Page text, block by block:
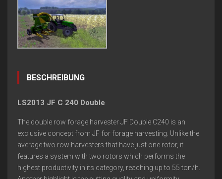
BESCHREIBUNG
LS2013 JF C 240 Double
The double row forage harvester JF Double C240 is an
exclusive concept from JF for forage harvesting. Unlike the
average two row harvesters that have just one rotor, it
features a system with two rotors which performs the
highest productivity in its category, reaching up to 55 ton/h.